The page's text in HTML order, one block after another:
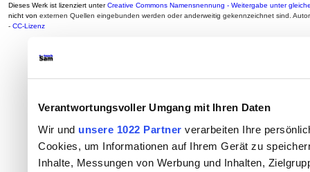
Verantwortungsvoller Umgang mit Ihren Daten
Wir und unsere 1022 Partner verarbeiten Ihre
Cookies, um Informationen auf Ihrem Gerät zu
Inhalte, Messungen von Werbung und Inhalten,
Dieses Werk ist lizenziert unterCreative Commons Namensnennung - Weitergabe unter
nicht von externen Quellen eingebunden werden oder anderweitig gekennzeichnet sind.
- CC-Lizenz